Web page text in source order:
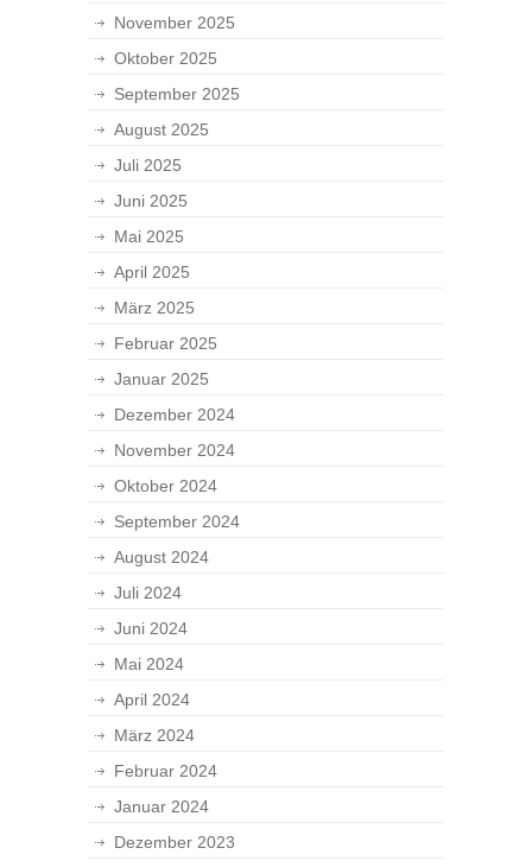
November 2025
Oktober 2025
September 2025
August 2025
Juli 2025
Juni 2025
Mai 2025
April 2025
März 2025
Februar 2025
Januar 2025
Dezember 2024
November 2024
Oktober 2024
September 2024
August 2024
Juli 2024
Juni 2024
Mai 2024
April 2024
März 2024
Februar 2024
Januar 2024
Dezember 2023